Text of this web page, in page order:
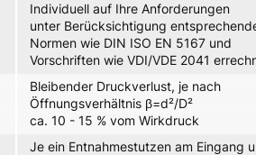
Individuell auf Ihre Anforderungen
unter Berücksichtigung
Normen wie DIN ISO EN 5167 und
Vorschriften wie VDI/VDE 2041
Bleibender Druckverlust, je nach
Öffnungsverhältnis β=d²/D²
ca. 10 - 15 % vom Wirkdruck
Je ein Entnahmestutzen am Eingang